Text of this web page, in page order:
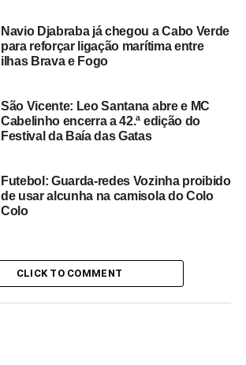
Navio Djabraba já chegou a Cabo Verde
para reforçar ligação marítima entre
ilhas Brava e Fogo
São Vicente: Leo Santana abre e MC
Cabelinho encerra a 42.ª edição do
Festival da Baía das Gatas
Futebol: Guarda-redes Vozinha proibido
de usar alcunha na camisola do Colo
Colo
CLICK TO COMMENT